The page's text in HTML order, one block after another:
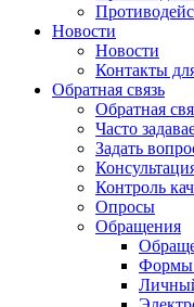
Новости
Новости
Контакты
Обратная связь
Обратная
Часто
Задать
Контроль
Опросы
Обращения
Формы